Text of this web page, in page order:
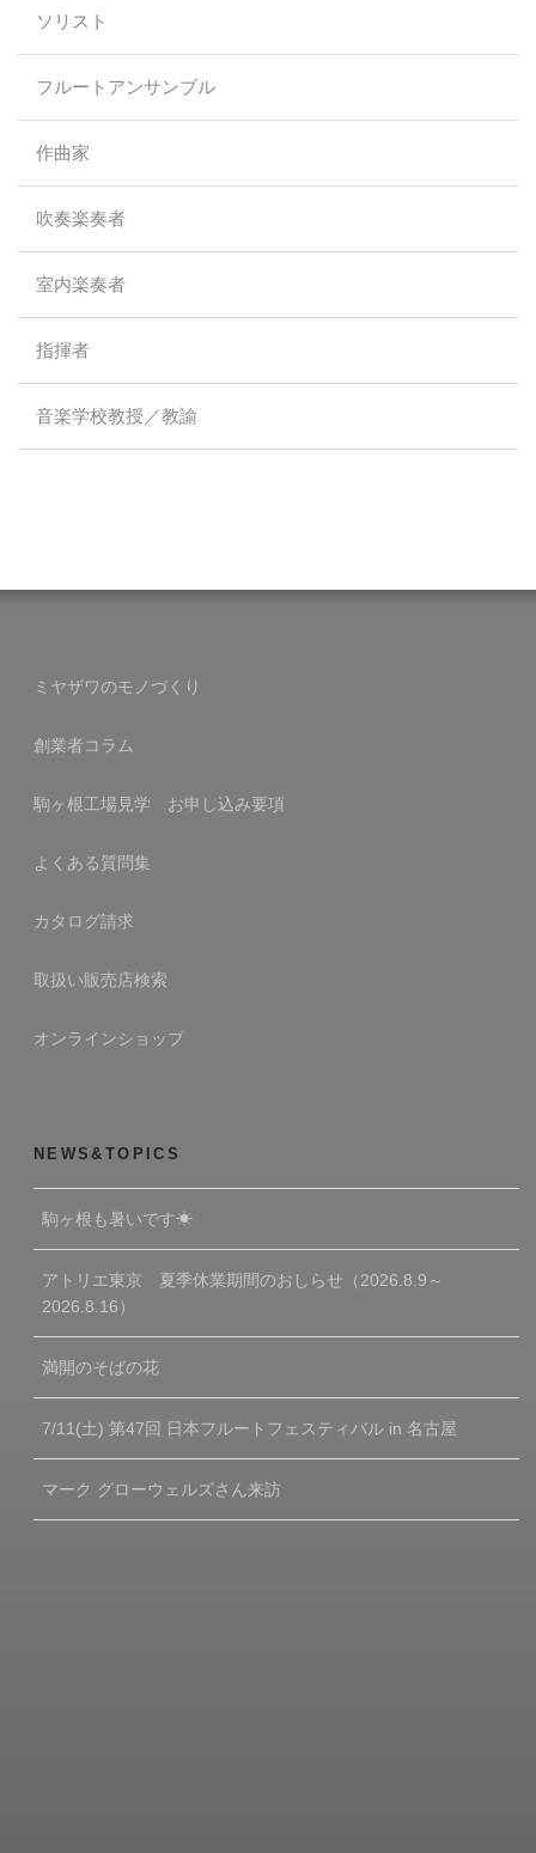
ソリスト
フルートアンサンブル
作曲家
吹奏楽奏者
室内楽奏者
指揮者
音楽学校教授／教諭
ミヤザワのモノづくり
創業者コラム
駒ヶ根工場見学 お申し込み要項
よくある質問集
カタログ請求
取扱い販売店検索
オンラインショップ
NEWS&TOPICS
駒ヶ根も暑いです☀
アトリエ東京 夏季休業期間のおしらせ（2026.8.9～
2026.8.16）
満開のそばの花
7/11(土) 第47回 日本フルートフェスティバル in 名古屋
マーク グローウェルズさん来訪